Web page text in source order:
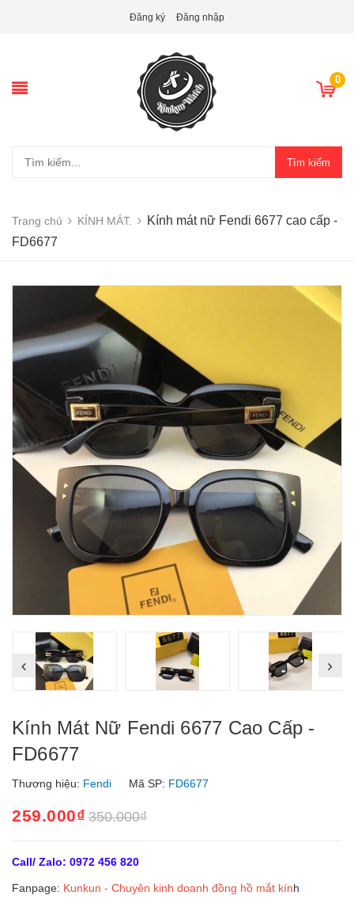
Đăng ký Đăng nhập
0
Tìm kiếm
Trang chủ KÍNH MÁT.
Kính mát nữ Fendi 6677 cao cấp -
FD6677
Kính Mát Nữ Fendi 6677 Cao Cấp -
FD6677
Thương hiệu: Fendi Mã SP: FD6677
259.000₫ 350.000₫
Call/ Zalo: 0972 456 820
Fanpage: Kunkun - Chuyên kinh doanh đồng hồ mắt kính